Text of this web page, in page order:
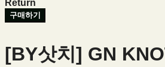
Return
구매하기
[BY삿치] GN